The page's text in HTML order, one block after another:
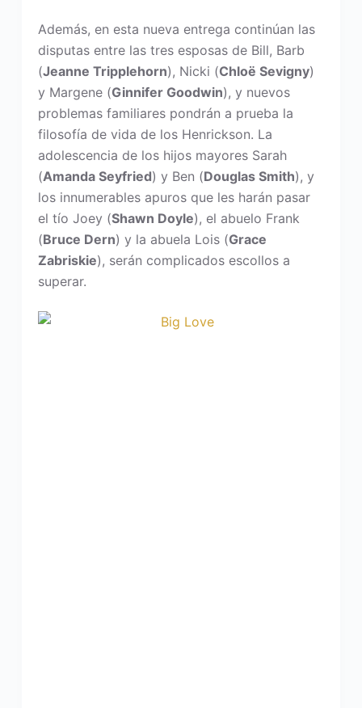
Además, en esta nueva entrega continúan las
disputas entre las tres esposas de Bill, Barb
(Jeanne Tripplehorn), Nicki (Chloë Sevigny)
y Margene (Ginnifer Goodwin), y nuevos
problemas familiares pondrán a prueba la
filosofía de vida de los Henrickson. La
adolescencia de los hijos mayores Sarah
(Amanda Seyfried) y Ben (Douglas Smith), y
los innumerables apuros que les harán pasar
el tío Joey (Shawn Doyle), el abuelo Frank
(Bruce Dern) y la abuela Lois (Grace
Zabriskie), serán complicados escollos a
superar.